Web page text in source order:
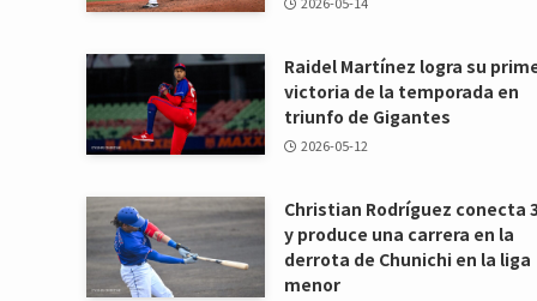
Raidel Martínez logra su
victoria de la temporada en
triunfo de Gigantes
2026-05-12
Christian Rodríguez conecta
y produce una carrera en la
derrota de Chunichi en la liga
menor